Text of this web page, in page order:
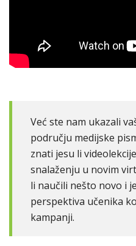
Već ste nam ukazali
području medijske
znati jesu li
snalaženju u novim
li naučili nešto novo i
perspektiva učenika
kampanji.